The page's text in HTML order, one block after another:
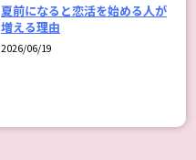
夏前になると恋活を始める人が
増える理由
2026/06/19